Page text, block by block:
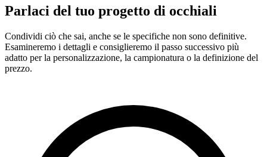
Parlaci del tuo progetto di occhiali
Condividi ciò che sai, anche se le specifiche non sono definitive.
Esamineremo i dettagli e consiglieremo il passo successivo più
adatto per la personalizzazione, la campionatura o la definizione del
prezzo.